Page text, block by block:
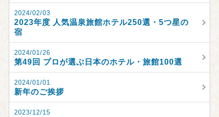
2024/02/03
2023年度 人気温泉旅館ホテル250選・5つ星の
宿
2024/01/26
第49回 プロが選ぶ日本のホテル・旅館100選
2024/01/01
新年のご挨拶
2023/12/15